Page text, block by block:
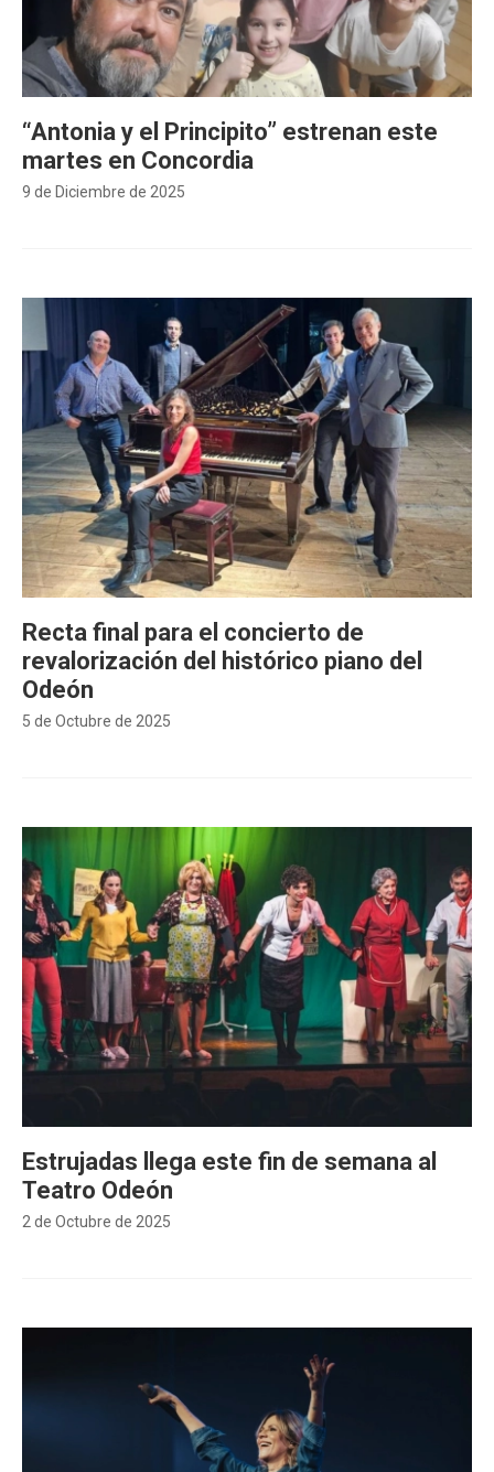
9 de Diciembre de 2025
“Antonia y el Principito” estrenan este
martes en Concordia
5 de Octubre de 2025
Recta final para el concierto de
revalorización del histórico piano del
Odeón
2 de Octubre de 2025
Estrujadas llega este fin de semana al
Teatro Odeón